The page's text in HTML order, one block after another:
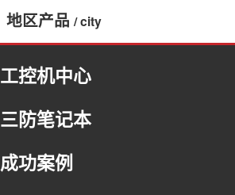
工控机中心
三防笔记本
成功案例
地区产品/ city
福建
浙江
北京
河北
内蒙古
吉林